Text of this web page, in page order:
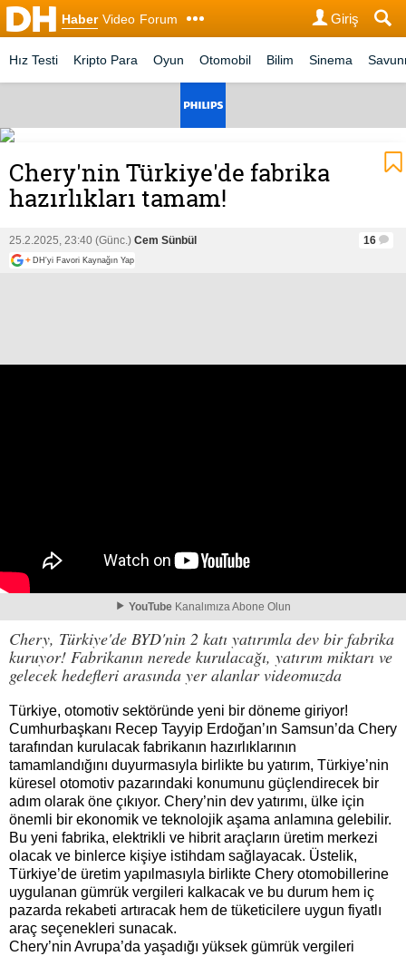
Haber Video Forum Giriş
Hız Testi Kripto Para Oyun Otomobil Bilim Sinema
Chery'nin Türkiye'de fabrika
hazırlıkları tamam!
25.2.2025, 23:40 (Günc.) Cem Sünbül 16
+ DH'yi Favori Kaynağın Yap
YouTube Kanalımıza Abone Olun
Chery, Türkiye'de BYD'nin 2 katı yatırımla dev bir fabrika
kuruyor! Fabrikanın nerede kurulacağı, yatırım miktarı ve
gelecek hedefleri arasında yer alanlar videomuzda
Türkiye, otomotiv sektöründe yeni bir döneme giriyor!
Cumhurbaşkanı Recep Tayyip Erdoğan’ın Samsun’da Chery
tarafından kurulacak fabrikanın hazırlıklarının
tamamlandığını duyurmasıyla birlikte bu yatırım, Türkiye’nin
küresel otomotiv pazarındaki konumunu güçlendirecek bir
adım olarak öne çıkıyor. Chery’nin dev yatırımı, ülke için
önemli bir ekonomik ve teknolojik aşama anlamına gelebilir.
Bu yeni fabrika, elektrikli ve hibrit araçların üretim merkezi
olacak ve binlerce kişiye istihdam sağlayacak. Üstelik,
Türkiye’de üretim yapılmasıyla birlikte Chery otomobillerine
uygulanan gümrük vergileri kalkacak ve bu durum hem iç
pazarda rekabeti artıracak hem de tüketicilere uygun fiyatlı
araç seçenekleri sunacak.
Chery’nin Avrupa’da yaşadığı yüksek gümrük vergileri